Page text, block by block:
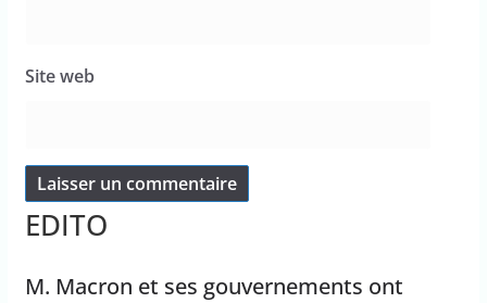
Site web
EDITO
M. Macron et ses gouvernements ont